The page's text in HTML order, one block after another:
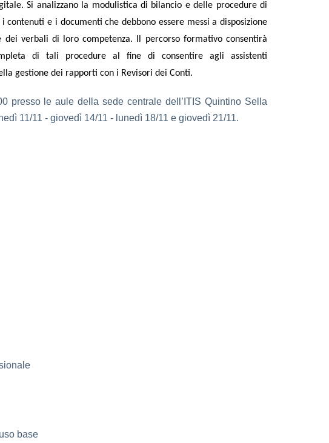
Si analizzano la modulistica di bilancio e delle procedure di
e i documenti che debbono essere messi a disposizione
verbali di loro competenza. Il percorso formativo consentirà
di tali procedure al fine di consentire agli assistenti
gestione dei rapporti con i Revisori dei Conti.
presso le aule della sede centrale dell’ITIS Quintino Sella
11/11 - giovedì 14/11 - lunedì 18/11 e giovedì 21/11.
base